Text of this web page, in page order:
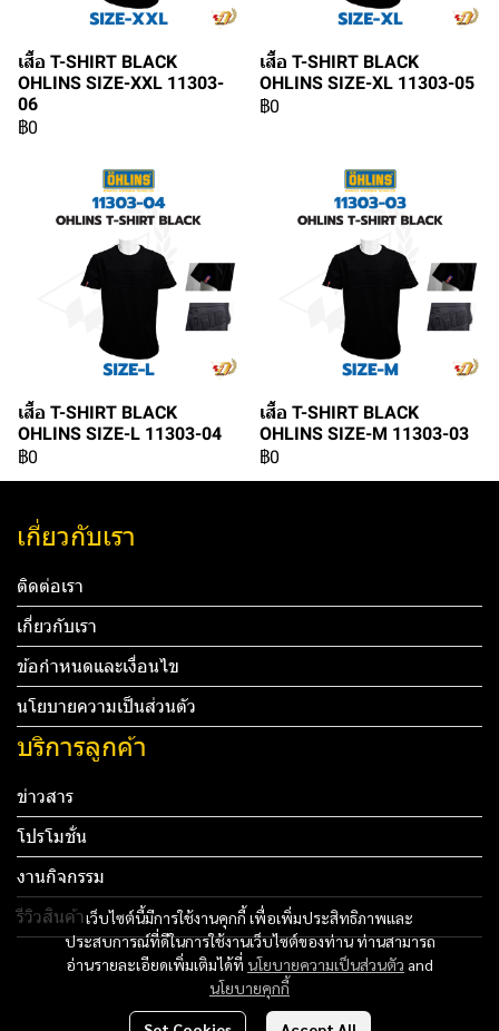
เสื้อ T-SHIRT BLACK
OHLINS SIZE-XXL 11303-
06
฿0
เสื้อ T-SHIRT BLACK
OHLINS SIZE-XL 11303-05
฿0
เสื้อ T-SHIRT BLACK
OHLINS SIZE-L 11303-04
฿0
เสื้อ T-SHIRT BLACK
OHLINS SIZE-M 11303-03
฿0
เว็บไซต์นี้มีการใช้งานคุกกี้ เพื่อเพิ่มประสิทธิภาพและ
ประสบการณ์ที่ดีในการใช้งานเว็บไซต์ของท่าน ท่านสามารถ
อ่านรายละเอียดเพิ่มเติมได้ที่ นโยบายความเป็นส่วนตัว and
นโยบายคุกกี้
เกี่ยวกับเรา
ติดต่อเรา
เกี่ยวกับเรา
ข้อกำหนดและเงื่อนไข
นโยบายความเป็นส่วนตัว
บริการลูกค้า
ข่าวสาร
โปรโมชั่น
งานกิจกรรม
รีวิวสินค้า
Tel: 012 345 67890 Email: mail@yourdomain.com